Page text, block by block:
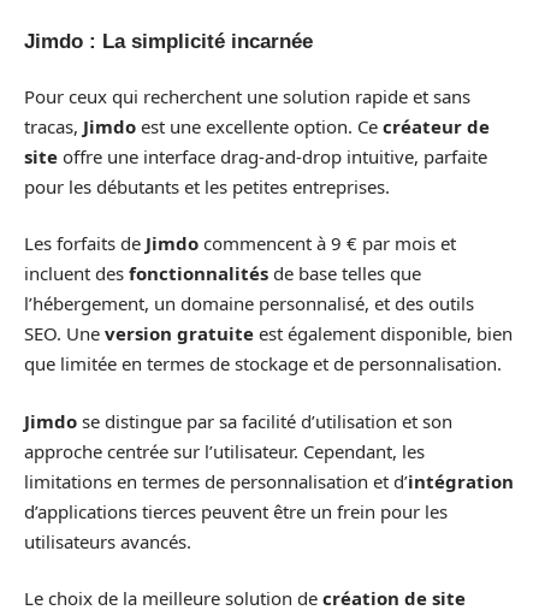
Jimdo : La simplicité incarnée
Pour ceux qui recherchent une solution rapide et sans
tracas, Jimdo est une excellente option. Ce créateur de
site offre une interface drag-and-drop intuitive, parfaite
pour les débutants et les petites entreprises.
Les forfaits de Jimdo commencent à 9 € par mois et
incluent des fonctionnalités de base telles que
l’hébergement, un domaine personnalisé, et des outils
SEO. Une version gratuite est également disponible, bien
que limitée en termes de stockage et de personnalisation.
Jimdo se distingue par sa facilité d’utilisation et son
approche centrée sur l’utilisateur. Cependant, les
limitations en termes de personnalisation et d’intégration
d’applications tierces peuvent être un frein pour les
utilisateurs avancés.
Le choix de la meilleure solution de création de site